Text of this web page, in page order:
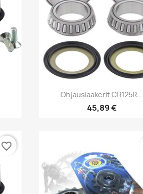
Pikakatselu
Ohjauslaakerit CR125R...
45,89 €
favorite_border